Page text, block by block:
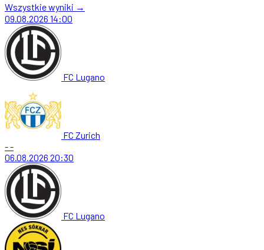
Wszystkie wyniki →
09.08.2026 14:00
FC Lugano
FC Zurich
--
06.08.2026 20:30
FC Lugano